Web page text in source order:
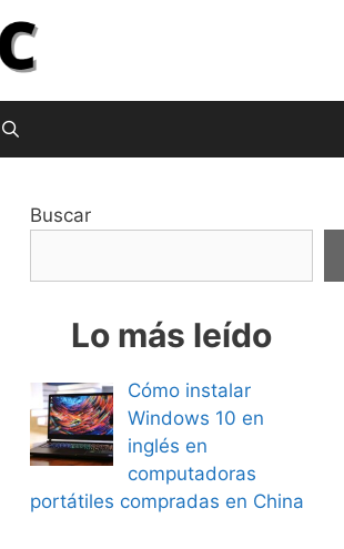
Buscar
Lo más leído
Cómo instalar
Windows 10 en
inglés en
computadoras
portátiles compradas en China